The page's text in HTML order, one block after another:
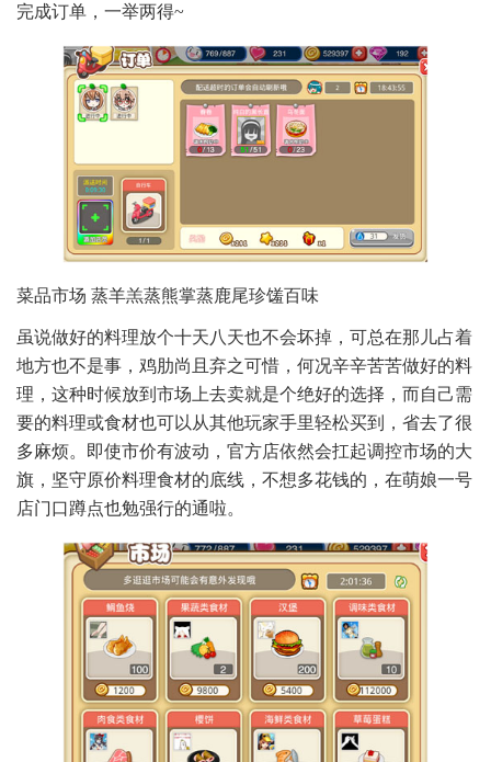
完成订单，一举两得~
菜品市场 蒸羊羔蒸熊掌蒸鹿尾珍馐百味
虽说做好的料理放个十天八天也不会坏掉，可总在那儿占着
地方也不是事，鸡肋尚且弃之可惜，何况辛辛苦苦做好的料
理，这种时候放到市场上去卖就是个绝好的选择，而自己需
要的料理或食材也可以从其他玩家手里轻松买到，省去了很
多麻烦。即使市价有波动，官方店依然会扛起调控市场的大
旗，坚守原价料理食材的底线，不想多花钱的，在萌娘一号
店门口蹲点也勉强行的通啦。